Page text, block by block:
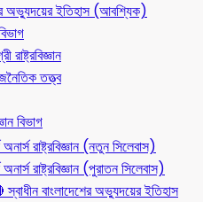
অভ্যুদয়ের ইতিহাস (আবশ্যিক)
রাষ্ট্রবিজ্ঞান
তত্ত্ব
বিভাগ
রাষ্ট্রবিজ্ঞান (নতুন সিলেবাস)
রাষ্ট্রবিজ্ঞান (পুরাতন সিলেবাস)
স্বাধীন বাংলাদেশের অভ্যুদয়ের ইতিহাস